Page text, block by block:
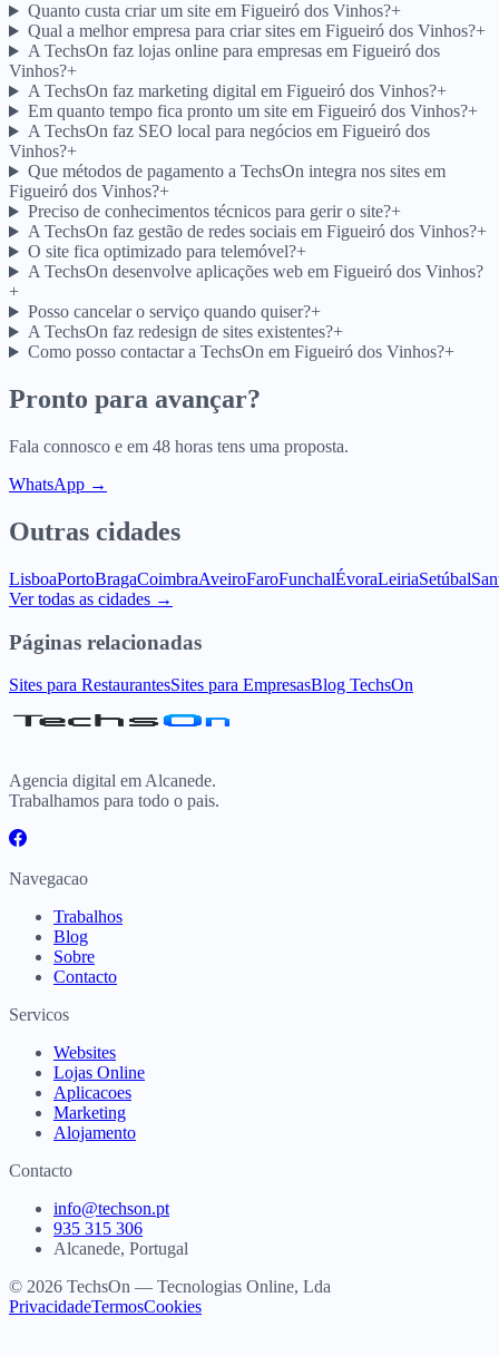
Quanto custa criar um site em Figueiró dos Vinhos?+
Qual a melhor empresa para criar sites em Figueiró dos Vinhos?+
A TechsOn faz lojas online para empresas em Figueiró dos
Vinhos?+
A TechsOn faz marketing digital em Figueiró dos Vinhos?+
Em quanto tempo fica pronto um site em Figueiró dos Vinhos?+
A TechsOn faz SEO local para negócios em Figueiró dos
Vinhos?+
Que métodos de pagamento a TechsOn integra nos sites em
Figueiró dos Vinhos?+
Preciso de conhecimentos técnicos para gerir o site?+
A TechsOn faz gestão de redes sociais em Figueiró dos Vinhos?+
O site fica optimizado para telemóvel?+
A TechsOn desenvolve aplicações web em Figueiró dos Vinhos?
+
Posso cancelar o serviço quando quiser?+
A TechsOn faz redesign de sites existentes?+
Como posso contactar a TechsOn em Figueiró dos Vinhos?+
Pronto para avançar?
Fala connosco e em 48 horas tens uma proposta.
WhatsApp →
Outras cidades
LisboaPortoBragaCoimbraAveiroFaroFunchalÉvoraLeiriaSetúbal
Ver todas as cidades →
Páginas relacionadas
Sites para RestaurantesSites para EmpresasBlog TechsOn
Agencia digital em Alcanede.
Trabalhamos para todo o pais.
Navegacao
Trabalhos
Blog
Sobre
Contacto
Servicos
Websites
Lojas Online
Aplicacoes
Marketing
Alojamento
Contacto
info@techson.pt
935 315 306
Alcanede, Portugal
© 2026 TechsOn — Tecnologias Online, Lda
PrivacidadeTermosCookies